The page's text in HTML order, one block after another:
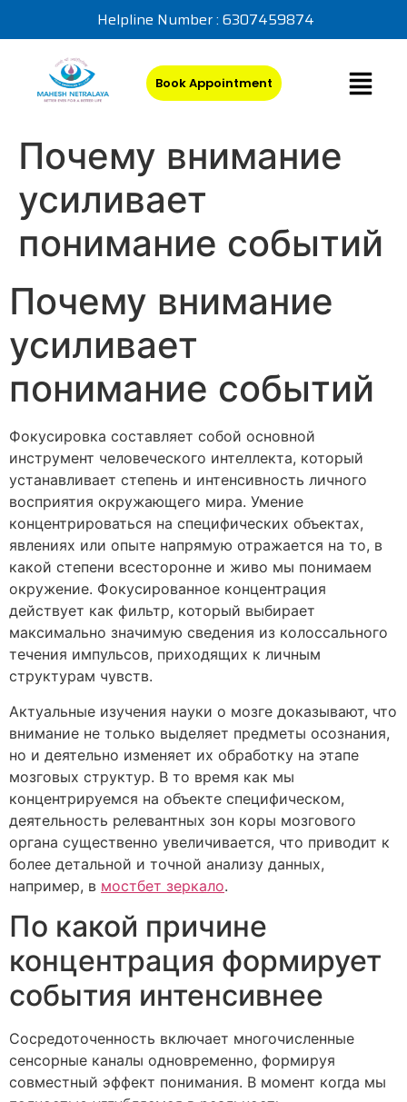
Helpline Number : 6307459874
Book Appointment
Почему внимание
усиливает
понимание событий
Почему внимание
усиливает
понимание событий
Фокусировка составляет собой основной
инструмент человеческого интеллекта, который
устанавливает степень и интенсивность личного
восприятия окружающего мира. Умение
концентрироваться на специфических объектах,
явлениях или опыте напрямую отражается на то, в
какой степени всесторонне и живо мы понимаем
окружение. Фокусированное концентрация
действует как фильтр, который выбирает
максимально значимую сведения из колоссального
течения импульсов, приходящих к личным
структурам чувств.
Актуальные изучения науки о мозге доказывают, что
внимание не только выделяет предметы осознания,
но и деятельно изменяет их обработку на этапе
мозговых структур. В то время как мы
концентрируемся на объекте специфическом,
деятельность релевантных зон коры мозгового
органа существенно увеличивается, что приводит к
более детальной и точной анализу данных,
например, в мостбет зеркало.
По какой причине
концентрация формирует
события интенсивнее
Сосредоточенность включает многочисленные
сенсорные каналы одновременно, формируя
совместный эффект понимания. В момент когда мы